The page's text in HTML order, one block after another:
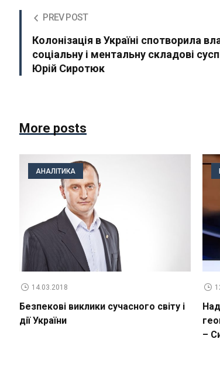
PREV POST
Колонізація в Україні спотворила
соціальну і ментальну складові
Юрій Сиротюк
More posts
АНАЛІТИКА
14.03.2018
Безпекові виклики сучасного світу і
дії України
–